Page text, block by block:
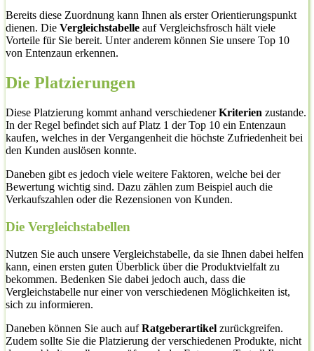
Bereits diese Zuordnung kann Ihnen als erster Orientierungspunkt
dienen. Die Vergleichstabelle auf Vergleichsfrosch hält viele
Vorteile für Sie bereit. Unter anderem können Sie unsere Top 10
von Entenzaun erkennen.
Die Platzierungen
Diese Platzierung kommt anhand verschiedenerKriterien zustande.
In der Regel befindet sich auf Platz 1 der Top 10 ein Entenzaun
kaufen, welches in der Vergangenheit die höchste Zufriedenheit bei
den Kunden auslösen konnte.
Daneben gibt es jedoch viele weitere Faktoren, welche bei der
Bewertung wichtig sind. Dazu zählen zum Beispiel auch die
Verkaufszahlen oder die Rezensionen von Kunden.
Die Vergleichstabellen
Nutzen Sie auch unsere Vergleichstabelle, da sie Ihnen dabei helfen
kann, einen ersten guten Überblick über die Produktvielfalt zu
bekommen. Bedenken Sie dabei jedoch auch, dass die
Vergleichstabelle nur einer von verschiedenen Möglichkeiten ist,
sich zu informieren.
Daneben können Sie auch aufRatgeberartikel zurückgreifen.
Zudem sollte Sie die Platzierung der verschiedenen Produkte, nicht